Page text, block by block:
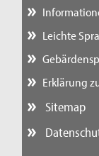
Leichte
Erklärung
Sitemap